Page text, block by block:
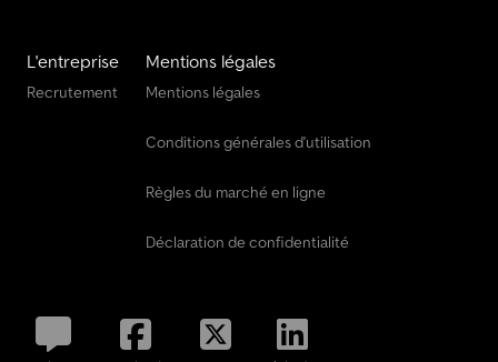
L'entreprise
Recrutement
Mentions légales
Mentions légales
Conditions générales d'utilisation
Règles du marché en ligne
Déclaration de confidentialité